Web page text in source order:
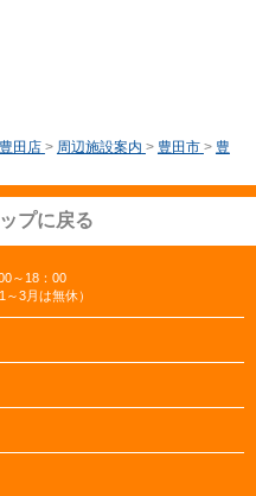
田店 > 周辺施設案内 > 豊田市 > 豊
プに戻る
～18：00
3月は無休）